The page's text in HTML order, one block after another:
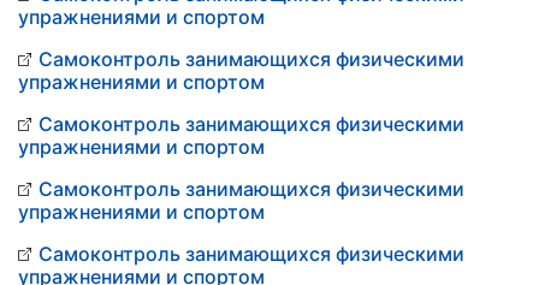
упражнениями и спортом
Самоконтроль занимающихся физическими
упражнениями и спортом
Самоконтроль занимающихся физическими
упражнениями и спортом
Самоконтроль занимающихся физическими
упражнениями и спортом
Самоконтроль занимающихся физическими
упражнениями и спортом